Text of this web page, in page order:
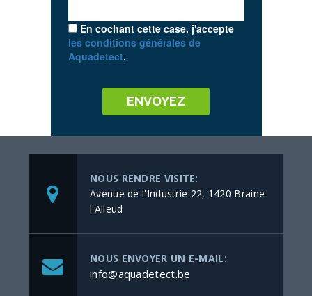
En cochant cette case, j'accepte
les conditions générales de
Aquadetect.
NOUS RENDRE VISITE:
Avenue de l'Industrie 22, 1420 Braine-
l'Alleud
NOUS ENVOYER UN E-MAIL:
info@aquadetect.be